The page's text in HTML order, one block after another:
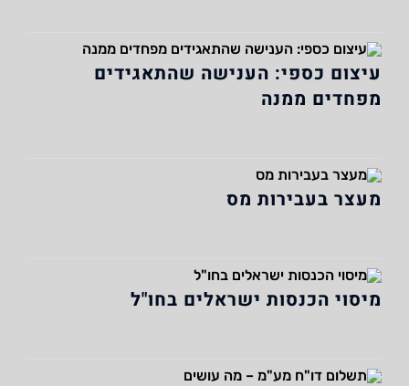
עיצום כספי: הענישה שהתאגידים
מפחדים ממנה
מעצר בעבירות מס
מיסוי הכנסות ישראלים בחו"ל